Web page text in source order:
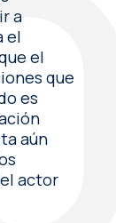
a
el
el
que
es
aún
actor